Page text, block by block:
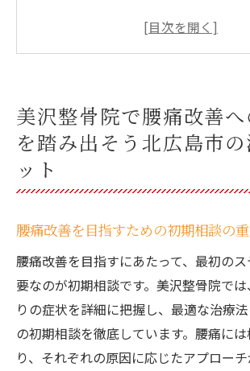
北広島市での生活を快適にす
のアプローチ
個別カウンセリングで見つけ
地域住民に信頼される美沢整
腰痛専門整骨院の選び方北広島市
が支持される理由
腰痛治療に特化した専門スタ
美沢整骨院が提供する多様な
患者に寄り添う整骨院の選び
口コミで高評価の美沢整骨院
美沢整骨院で腰痛改善
を踏み出そう北広島市
ット
腰痛改善を目指すための初期相談の
腰痛改善を目指すにあたって、最初の
要なのが初期相談です。美沢整骨院で
りの症状を詳細に把握し、最適な治療
の初期相談を徹底しています。腰痛に
り、それぞれの原因に応じたアプロー